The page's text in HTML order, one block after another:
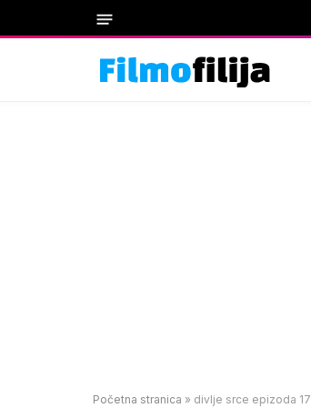
Početna stranica » divlje srce epizoda 17